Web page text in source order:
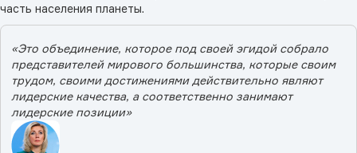
часть населения планеты.
«Это объединение, которое под своей эгидой собрало
представителей мирового большинства, которые своим
трудом, своими достижениями действительно являют
лидерские качества, а соответственно занимают
лидерские позиции»